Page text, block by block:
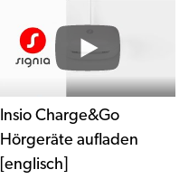
Insio Charge&Go
Hörgeräte aufladen
[englisch]